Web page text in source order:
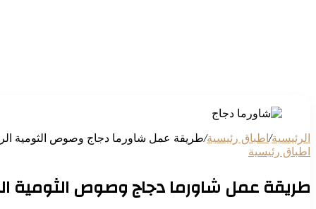
الرئيسية/ اطباق رئيسية/طريقة عمل شاورما دجاج وصوص الثومية
اطباق رئيسية
طريقة عمل شاورما دجاج وصوص الثومية